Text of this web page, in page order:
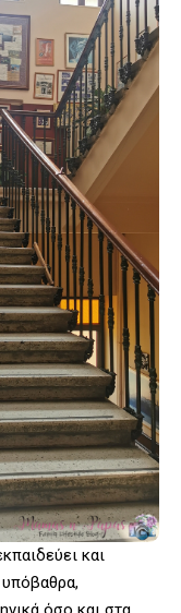
και
υπόβαθρα,